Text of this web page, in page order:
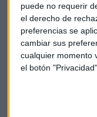
puede no requerir
el derecho de
preferencias se
cambiar sus
cualquier momento
el botón
La nueva
conveniencia
El concepto de
nuevo paradigma